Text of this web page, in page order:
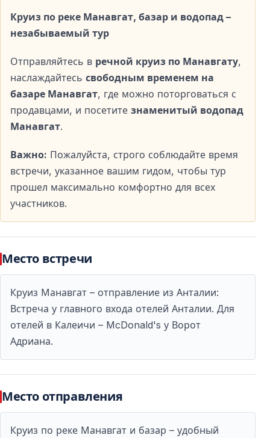
водой.
Посещение базара в Манавгате
В программе предусмотрено свободное время на
базаре Манавгат — одном из самых известных
рынков региона.
Местные продукты и сувениры
На базаре представлены свежие фрукты, специи,
текстиль, одежда и различные сувениры.
Свободное время без обязательных
покупок
Гости могут прогуляться по рынку в своём темпе,
сделать покупки или просто понаблюдать за
местной жизнью.
Остановка у водопада Манавгат
Экскурсия включает посещение водопада Манавгат,
известного своим широким потоком и зелёным
окружением.
Короткая прогулка и фотопауза
Круиз по реке Манавгат, базар и водопад –
незабываемый тур
Отправляйтесь в речной круиз по Манавгату,
наслаждайтесь свободным временем на
базаре Манавгат, где можно поторговаться с
продавцами, и посетите знаменитый водопад
Манавгат.
Важно: Пожалуйста, строго соблюдайте время
встречи, указанное вашим гидом, чтобы тур
прошел максимально комфортно для всех
участников.
Место встречи
Круиз Манавгат – отправление из Анталии:
Встреча у главного входа отелей Анталии. Для
отелей в Калеичи – McDonald's у Ворот
Адриана.
Место отправления
Круиз по реке Манавгат и базар – удобный